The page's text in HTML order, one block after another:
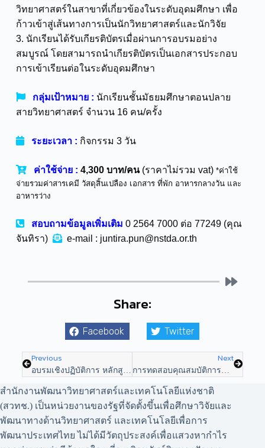
วิทยาศาสตร์ในสาขาที่เกี่ยวข้องในระดับอุดมศึกษา เพื่อ
ก้าวเข้าสู่เส้นทางการเป็นนักวิทยาศาสตร์และนักวิจัย
3. นักเรียนได้รับเกียรติบัตรเมื่อผ่านการอบรมอย่าง
สมบูรณ์ โดยสามารถนำเกียรติบัตรเป็นเอกสารประกอบ
การเข้าเรียนต่อในระดับอุดมศึกษา
กลุ่มเป้าหมาย : นักเรียนชั้นมัธยมศึกษาตอนปลาย
สายวิทยาศาสตร์ จำนวน 16 คน/ครั้ง
ระยะเวลา : กิจกรรม 3 วัน
ค่าใช้จ่าย : 4,300 บาท/คน(ราคาไม่รวม vat) *ค่าใช้
จ่ายรวมค่าสารเคมี วัสดุสิ้นเปลือง เอกสาร ที่พัก อาหารกลางวัน และ
อาหารว่าง
สอบถามข้อมูลเพิ่มเติม 0 2564 7000 ต่อ 77249 (คุณ
จันทิรา)
e-mail : juntira.pun@nstda.or.th
Share:
Facebook Twitter
Previous
อบรมเชิงปฏิบัติการ หลักสูตรเฉพาะที่เชื่อมโยงกับงานวิจัย สวทช.
Next
การทดสอบคุณสมบัติการยับยั้งเชื้อแบคทีเรีย
สำนักงานพัฒนาวิทยาศาสตร์และเทคโนโลยีแห่งชาติ
(สวทช.) เป็นหน่วยงานของรัฐที่จัดตั้งขึ้นเพื่อศึกษาวิจัยและ
พัฒนาทางด้านวิทยาศาสตร์ และเทคโนโลยีเพื่อการ
พัฒนาประเทศไทย ไม่ได้มีวัตถุประสงค์เพื่อแสวงหากำไร